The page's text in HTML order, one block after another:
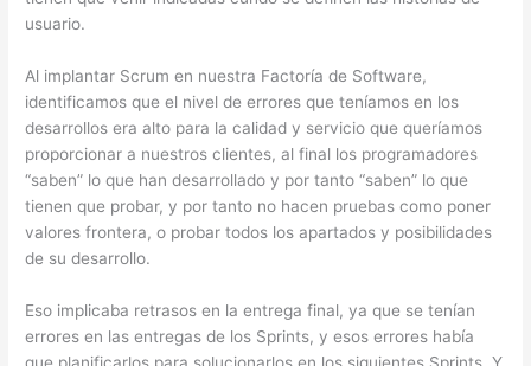
usuario.
Al implantar Scrum en nuestra Factoría de Software,
identificamos que el nivel de errores que teníamos en los
desarrollos era alto para la calidad y servicio que queríamos
proporcionar a nuestros clientes, al final los programadores
“saben” lo que han desarrollado y por tanto “saben” lo que
tienen que probar, y por tanto no hacen pruebas como poner
valores frontera, o probar todos los apartados y posibilidades
de su desarrollo.
Eso implicaba retrasos en la entrega final, ya que se tenían
errores en las entregas de los Sprints, y esos errores había
que planificarlos para solucionarlos en los siguientes Sprints. Y